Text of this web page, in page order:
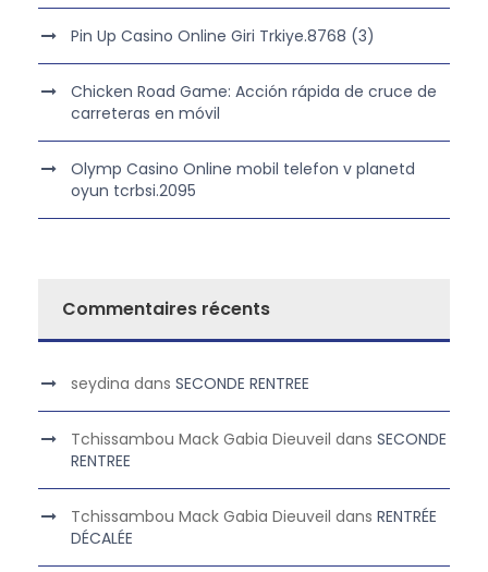
Pin Up Casino Online Giri Trkiye.8768 (3)
Chicken Road Game: Acción rápida de cruce de
carreteras en móvil
Olymp Casino Online mobil telefon v planetd
oyun tcrbsi.2095
Commentaires récents
seydina dans SECONDE RENTREE
Tchissambou Mack Gabia Dieuveil dans SECONDE
RENTREE
Tchissambou Mack Gabia Dieuveil dans RENTRÉE
DÉCALÉE